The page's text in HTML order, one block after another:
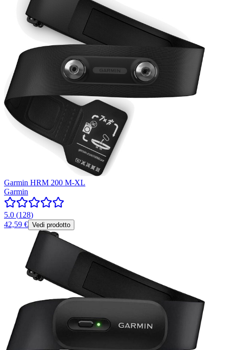
Garmin HRM 200 M-XL
Garmin
5.0 (128)
42,59 € Vedi prodotto